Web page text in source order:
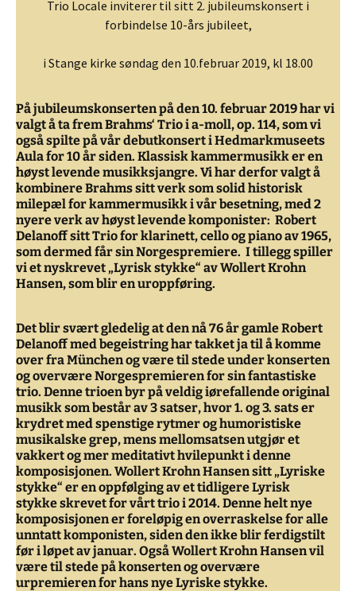
Trio Locale inviterer til sitt 2. jubileumskonsert i
forbindelse 10-års jubileet,
i Stange kirke søndag den 10.februar 2019, kl 18.00
På jubileumskonserten på den 10. februar 2019 har vi
valgt å ta fremBrahms‘ Trio i a-moll, op. 114, som vi
også spilte på vår debutkonsert i Hedmarkmuseets
Aula for 10 år siden. Klassisk kammermusikk er en
høyst levende musikksjangre. Vi har derfor valgt å
kombinere Brahms sitt verk som solid historisk
milepæl for kammermusikk i vår besetning, med 2
nyere verk av høyst levende komponister: Robert
DelanoffsittTrio for klarinett, cello og piano av 1965,
som dermed får sin Norgespremiere. I tillegg spiller
vi et nyskrevet „Lyrisk stykke“ av Wollert Krohn
Hansen, som blir en uroppføring.
Det blir svært gledelig at den nå 76 år gamle Robert
Delanoff med begeistring har takket ja til å komme
over fra München og være til stede under konserten
og overvære Norgespremieren for sin fantastiske
trio. Denne trioen byr på veldig iørefallende original
musikk som består av 3 satser, hvor 1. og 3. sats er
krydret med spenstige rytmer og humoristiske
musikalske grep, mens mellomsatsen utgjør et
vakkert og mer meditativt hvilepunkt i denne
komposisjonen. Wollert Krohn Hansen sitt „Lyriske
stykke“ er en oppfølging av et tidligere Lyrisk
stykke skrevet for vårt trio i 2014. Denne helt nye
komposisjonen er foreløpig en overraskelse for alle
unntatt komponisten, siden den ikke blir ferdigstilt
før i løpet av januar. Også Wollert Krohn Hansen vil
være til stede på konserten og overvære
urpremieren for hans nye Lyriske stykke.